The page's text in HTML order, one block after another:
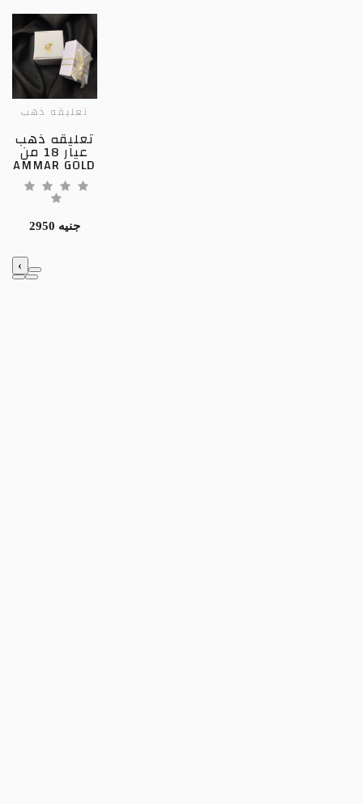
تعليقه ذهب
تعليقه ذهب
عيار 18 من
AMMAR GOLD
2950 جنيه
‹